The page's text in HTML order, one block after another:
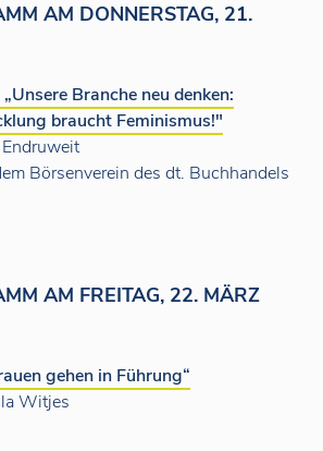
AM DONNERSTAG, 21.
Branche neu denken:
braucht Feminismus!"
Börsenverein des dt. Buchhandels
AM FREITAG, 22. MÄRZ
gehen in Führung“
Witjes